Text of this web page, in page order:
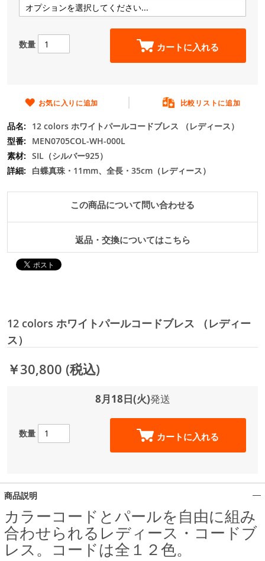
数量 カートに入れる
お気に入りに追加 比較リストに追加
12 colors ホワイトパールコードブレス （レディース）
MEN0705COL-WH-000L
SIL（シルバー925）
白蝶真珠・11mm、全長・35cm（レディース）
この商品について問い合わせる
返品・交換についてはこちら
12 colors ホワイトパールコードブレス （レディー
ス）
￥30,800 (税込)
8月18日(火)発送
数量 カートに入れる
商品説明
カラーコードとパールを自由に組み
合わせられるレディース・コードブ
レス。コードは全１２色。